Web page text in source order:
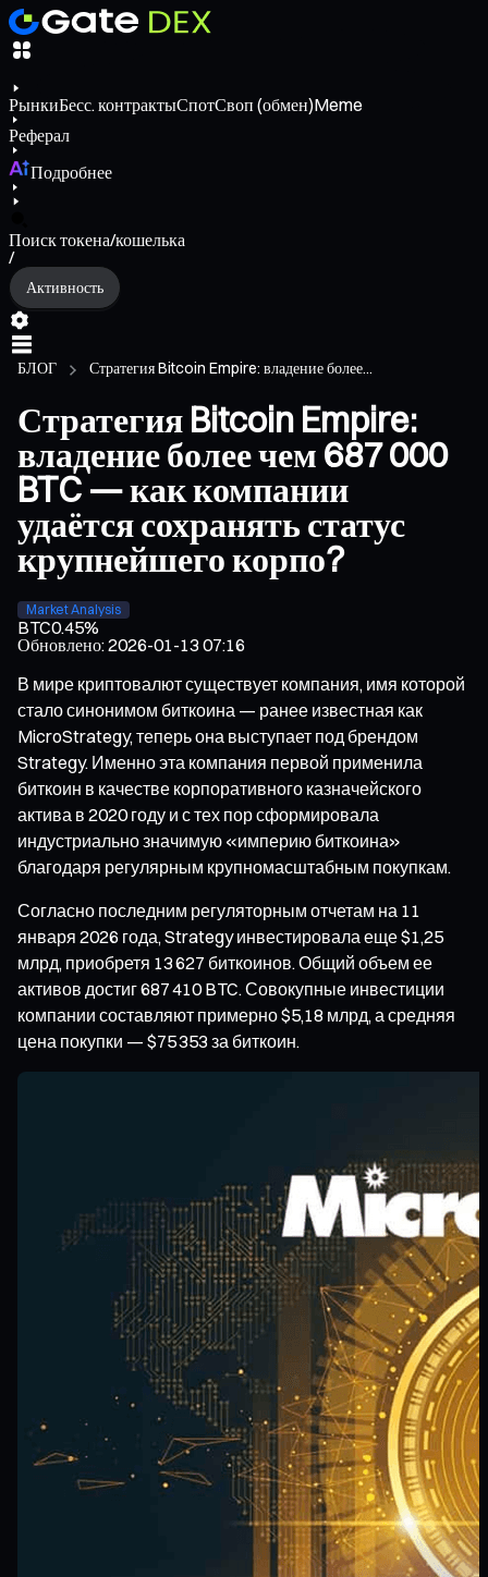
РынкиБесс. контрактыСпотСвоп (обмен)Meme
Реферал
Подробнее
Поиск токена/кошелька
/
Активность
БЛОГ Стратегия Bitcoin Empire: владение более...
Стратегия Bitcoin Empire:
владение более чем 687 000
BTC — как компании
удаётся сохранять статус
крупнейшего корпо?
Market Analysis
BTC0.45%
Обновлено:2026-01-13 07:16
В мире криптовалют существует компания, имя которой
стало синонимом биткоина — ранее известная как
MicroStrategy, теперь она выступает под брендом
Strategy. Именно эта компания первой применила
биткоин в качестве корпоративного казначейского
актива в 2020 году и с тех пор сформировала
индустриально значимую «империю биткоина»
благодаря регулярным крупномасштабным покупкам.
Согласно последним регуляторным отчетам на 11
января 2026 года, Strategy инвестировала еще $1,25
млрд, приобретя 13 627 биткоинов. Общий объем ее
активов достиг 687 410 BTC. Совокупные инвестиции
компании составляют примерно $5,18 млрд, а средняя
цена покупки — $75 353 за биткоин.